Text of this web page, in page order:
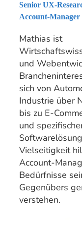
Senior UX-
Account-Manager
Mathias ist
und
sich von
Industrie über
bis zu E-
und
Vielseitigkeit
Account-
Bedürfnisse
Gegenübers
verstehen.